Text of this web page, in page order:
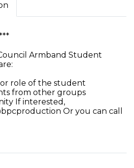
Armband Student
role of the student
from other groups
If interested,
Or you can call